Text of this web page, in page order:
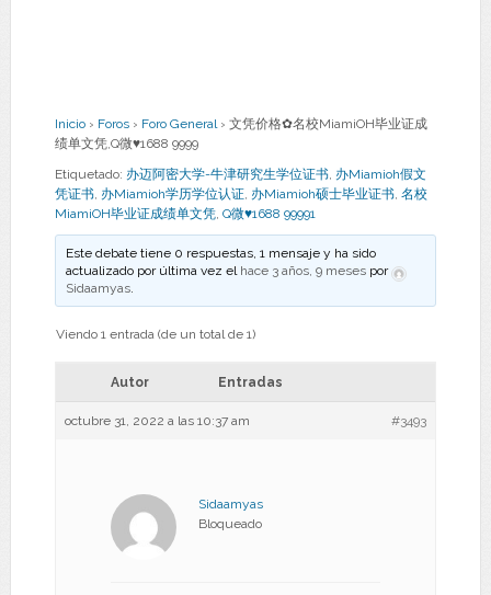
Inicio › Foros › Foro General › 文凭价格✿名校MiamiOH毕业证成
绩单文凭,Q微♥1688 9999
Etiquetado: 办迈阿密大学-牛津研究生学位证书, 办Miamioh假文
凭证书, 办Miamioh学历学位认证, 办Miamioh硕士毕业证书, 名校
MiamiOH毕业证成绩单文凭, Q微♥1688 99991
Este debate tiene 0 respuestas, 1 mensaje y ha sido
actualizado por última vez el hace 3 años, 9 meses por
Sidaamyas.
Viendo 1 entrada (de un total de 1)
Autor Entradas
octubre 31, 2022 a las 10:37 am #3493
Sidaamyas
Bloqueado